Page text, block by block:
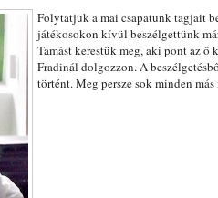
Folytatjuk a mai csapatunk tagjait
játékosokon kívül beszélgettünk
Tamást kerestük meg, aki pont az ő
Fradinál dolgozzon. A
történt. Meg persze sok minden